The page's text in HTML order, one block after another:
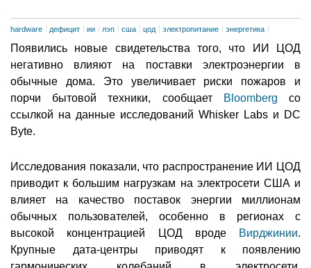
hardware дефицит ии лэп сша цод электропитание энергетика
Появились новые свидетельства того, что ИИ ЦОД
негативно влияют на поставки электроэнергии в
обычные дома. Это увеличивает риски пожаров и
порчи бытовой техники, сообщает
Bloomberg со
ссылкой на данные исследований Whisker Labs и DC
Byte.
Исследования показали, что распространение ИИ ЦОД
приводит к большим нагрузкам на электросети США и
влияет на качество поставок энергии миллионам
обычных пользователей, особенно в регионах с
высокой концентрацией ЦОД вроде
Вирджинии.
Крупные дата-центры приводят к появлению